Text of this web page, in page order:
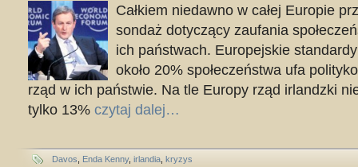
Całkiem niedawno w całej Europie
sondaż dotyczący zaufania
ich państwach. Europejskie
około 20% społeczeństwa ufa
rząd w ich państwie. Na tle Europy rząd irlandzki
tylko 13% czytaj dalej…
Davos Enda Kenny, irlandia kryzys